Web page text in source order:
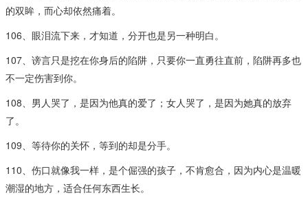
的双眸，而心却依然痛着。
106、眼泪流下来，才知道，分开也是另一种明白。
107、谤言只是挖在你身后的陷阱，只要你一直勇往直前，陷阱再多也
不一定伤害到你。
108、男人哭了，是因为他真的爱了；女人哭了，是因为她真的放弃
了。
109、等待你的关怀，等到的却是分手。
110、伤口就像我一样，是个倔强的孩子，不肯愈合，因为内心是温暖
潮湿的地方，适合任何东西生长。